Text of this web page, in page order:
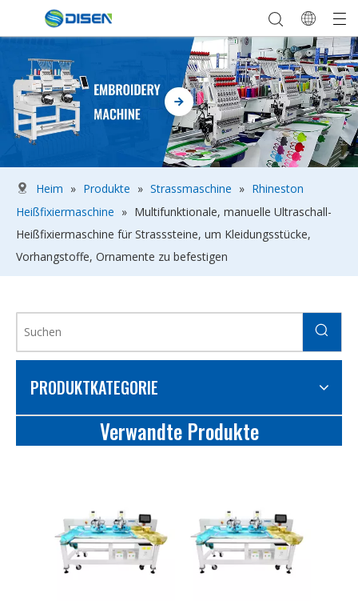
Heim » Produkte » Strassmaschine » Rhineston
Heißfixiermaschine » Multifunktionale, manuelle Ultraschall-
Heißfixiermaschine für Strasssteine, um Kleidungsstücke,
Vorhangstoffe, Ornamente zu befestigen
PRODUKTKATEGORIE
Verwandte Produkte